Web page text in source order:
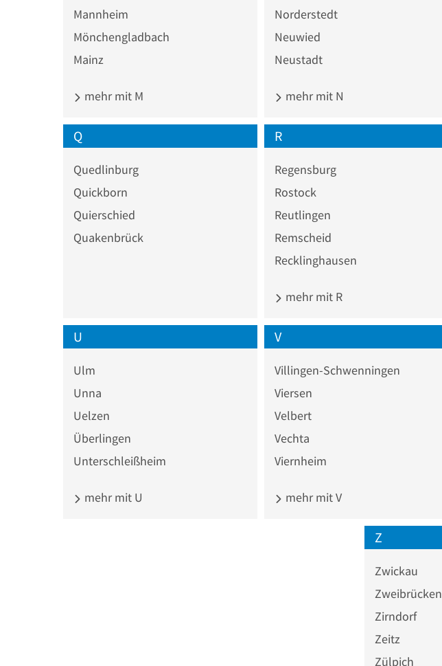
Mannheim
Mönchengladbach
Mainz
mehr mit M
Norderstedt
Neuwied
Neustadt
mehr mit N
Q
Quedlinburg
Quickborn
Quierschied
Quakenbrück
R
Regensburg
Rostock
Reutlingen
Remscheid
Recklinghausen
mehr mit R
U
Ulm
Unna
Uelzen
Überlingen
Unterschleißheim
mehr mit U
V
Villingen-Schwenningen
Viersen
Velbert
Vechta
Viernheim
mehr mit V
Z
Zwickau
Zweibrücken
Zirndorf
Zeitz
Zülpich